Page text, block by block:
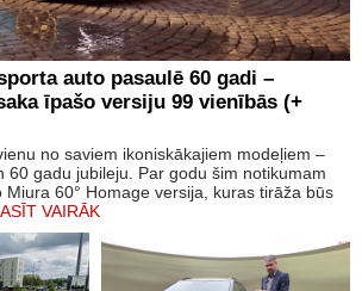
auto pasaulē 60 gadi –
īpašo versiju 99 vienībās (+
no saviem ikoniskākajiem modeļiem –
60 gadu jubileju. Par godu šim notikumam
60° Homage versija, kuras tirāža būs
VAIRĀK